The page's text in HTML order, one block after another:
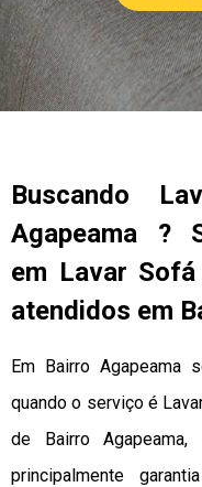
Buscando
Agapeama ?
em Lavar
atendidos em
Em Bairro Agapeama
quando o serviço é
de Bairro
principalmente